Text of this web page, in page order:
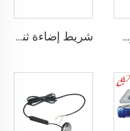
إضاءة الصواري الطبية للشرطة والإسعاف شريط إضاءة ثنائي الطابق رفيع من نوع LED